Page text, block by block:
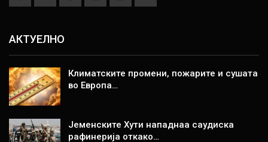
АКТУЕЛНО
Климатските промени, пожарите и сушата
во Европа…
Јеменските Хути нападнаа саудиска
рафинерија откако…